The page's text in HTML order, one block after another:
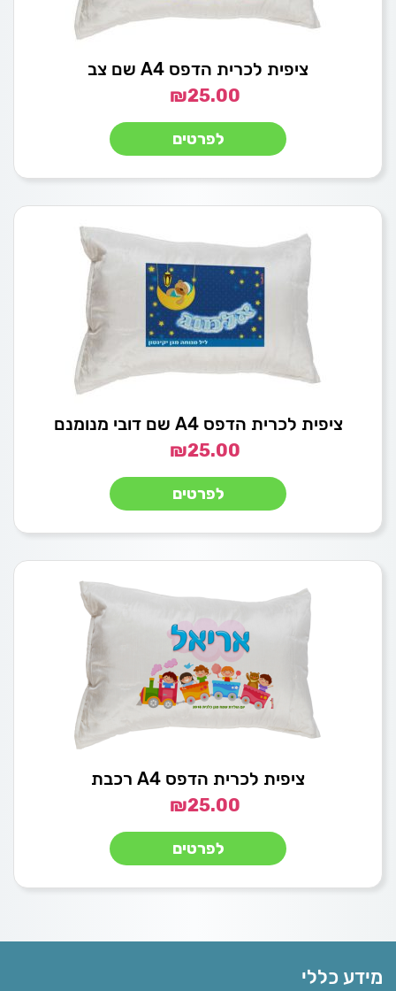
ציפית לכרית הדפס A4 שם צב
₪25.00
לפרטים
ציפית לכרית הדפס A4 שם דובי מנומנם
₪25.00
לפרטים
ציפית לכרית הדפס A4 רכבת
₪25.00
לפרטים
מידע כללי